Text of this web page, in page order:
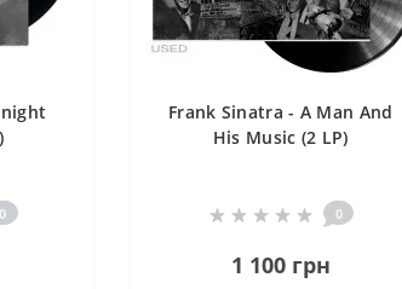
0
Frank Sinatra - A Man And
His Music (2 LP)
0
1 100 грн